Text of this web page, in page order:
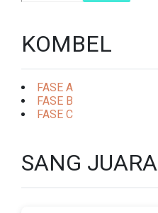
KOMBEL
FASE A
FASE B
FASE C
SANG JUARA